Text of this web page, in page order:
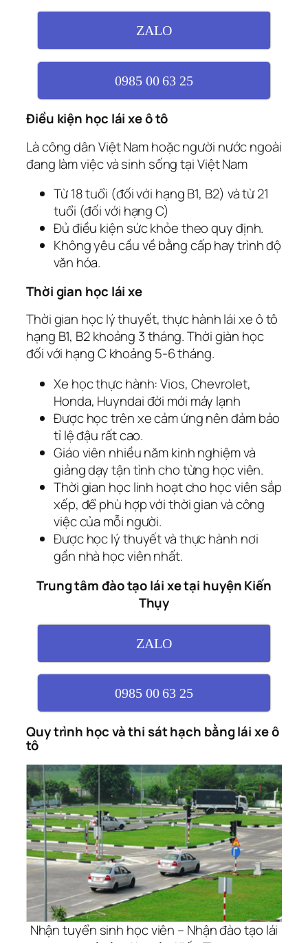
ZALO
0985 00 63 25
Điều kiện học lái xe ô tô
Là công dân Việt Nam hoặc người nước ngoài
đang làm việc và sinh sống tại Việt Nam
Từ 18 tuổi (đối với hạng B1, B2) và từ 21
tuổi (đối với hạng C)
Đủ điều kiện sức khỏe theo quy định.
Không yêu cầu về bằng cấp hay trình độ
văn hóa.
Thời gian học lái xe
Thời gian học lý thuyết, thực hành lái xe ô tô
hạng B1, B2 khoảng 3 tháng. Thời giàn học
đối với hạng C khoảng 5-6 tháng.
Xe học thực hành: Vios, Chevrolet,
Honda, Huyndai đời mới máy lạnh
Được học trên xe cảm ứng nên đảm bảo
tỉ lệ đậu rất cao.
Giáo viên nhiều năm kinh nghiệm và
giảng dạy tận tình cho từng học viên.
Thời gian học linh hoạt cho học viên sắp
xếp, để phù hợp với thời gian và công
việc của mỗi người.
Được học lý thuyết và thực hành nơi
gần nhà học viên nhất.
Trung tâm đào tạo lái xe tại huyện Kiến
Thụy
ZALO
0985 00 63 25
Quy trình học và thi sát hạch bằng lái xe ô
tô
Nhận tuyển sinh học viên – Nhận đào tạo lái